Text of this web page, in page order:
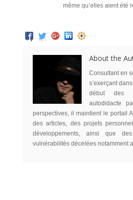
même qu’elles aient été
About the
Consultant en
s’exerçant
début des
autodidacte
perspectives, il maintient le portail
des articles, des projets
développements, ainsi que
vulnérabilités décelées notamment